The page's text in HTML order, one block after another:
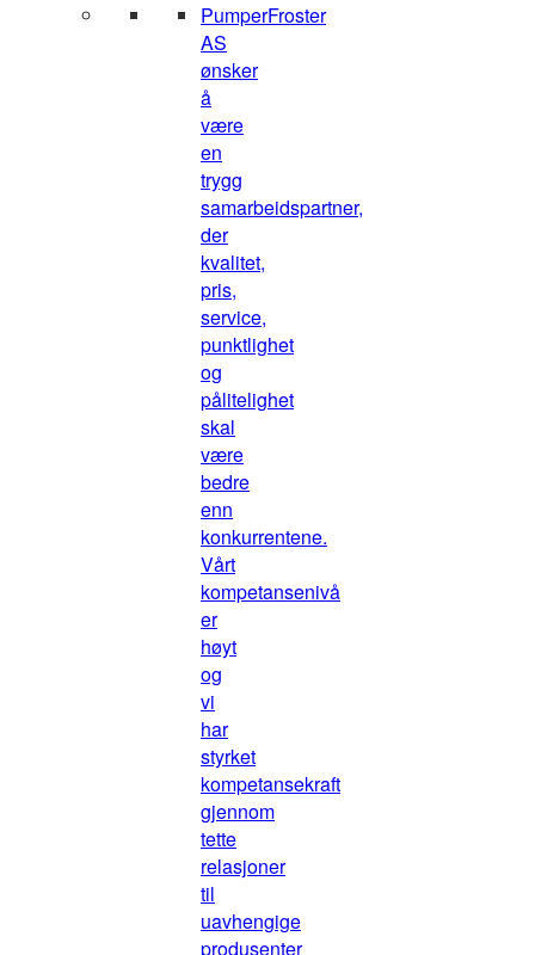
PumperFroster
AS
ønsker
å
være
en
trygg
samarbeidspartner,
der
kvalitet,
pris,
service,
punktlighet
og
pålitelighet
skal
være
bedre
enn
konkurrentene.
Vårt
kompetansenivå
er
høyt
og
vi
har
styrket
kompetansekraft
gjennom
tette
relasjoner
til
uavhengige
produsenter